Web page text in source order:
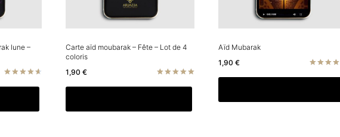
lune –
Carte aïd moubarak – Fête – Lot de 4
coloris
1,90 €
Aïd Mubarak
1,90 €